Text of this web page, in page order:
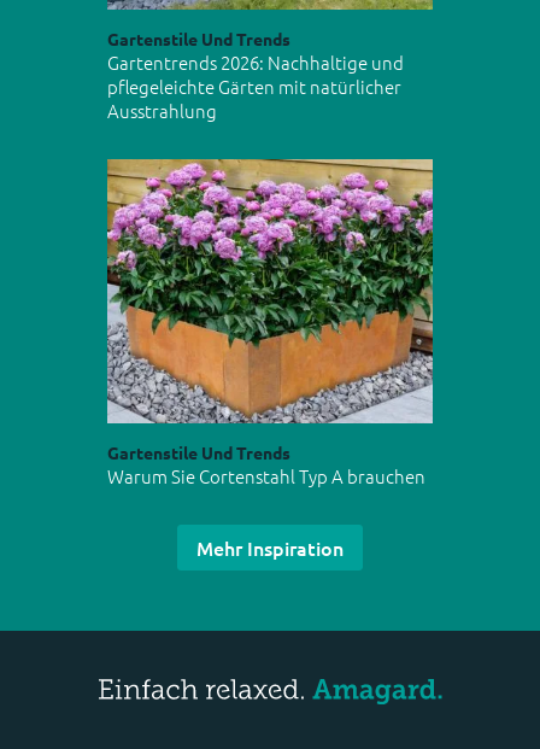
Gartenstile Und Trends
Gartentrends 2026: Nachhaltige und
pflegeleichte Gärten mit natürlicher
Ausstrahlung
Gartenstile Und Trends
Warum Sie Cortenstahl Typ A brauchen
Mehr Inspiration